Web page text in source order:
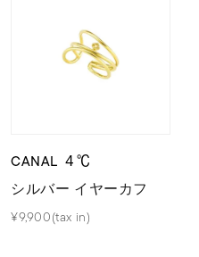
CANAL ４℃
シルバー イヤーカフ
¥9,900(tax in)